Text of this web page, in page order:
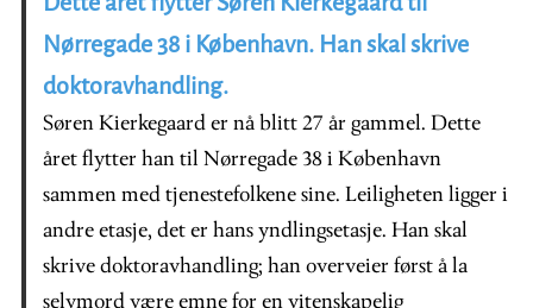
Nørregade 38 i København. Han skal skrive
doktoravhandling.
Søren Kierkegaard er nå blitt 27 år gammel. Dette
året flytter han til Nørregade 38 i København
sammen med tjenestefolkene sine. Leiligheten ligger i
andre etasje, det er hans yndlingsetasje. Han skal
skrive doktoravhandling; han overveier først å la
selvmord være emne for en vitenskapelig